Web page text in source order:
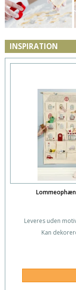
INSPIRATION
Leveres uden
Kan